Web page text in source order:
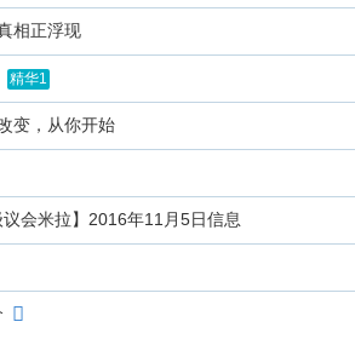
相正浮现
精华1
变，从你开始
议会米拉】2016年11月5日信息